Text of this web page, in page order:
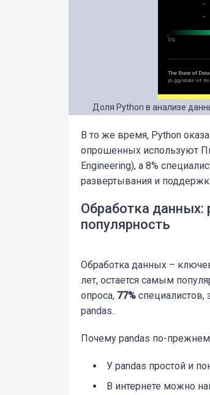
Доля Python в анализе
В то же время, Python
опрошенных используют
Engineering), а 8%
развертывания и
Обработка данных:
популярность
Обработка данных –
лет, остается самым
опроса, 77%
pandas.
Почему pandas по-
У pandas простой и
В интернете можно